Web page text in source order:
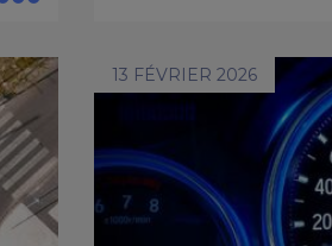
13 FÉVRIER 2026